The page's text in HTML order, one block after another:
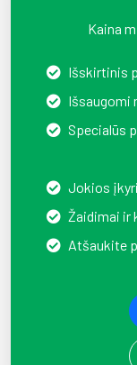
Kaina
Išskirtinis
Išsaugomi
Specialūs
Jokios
Žaidimai ir
Atšaukite